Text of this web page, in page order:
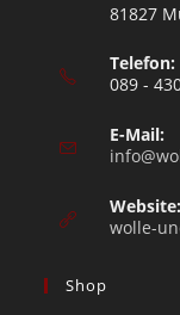
81827
Telefon:
089 -
E-Mail:
Website:
wolle-
Shop